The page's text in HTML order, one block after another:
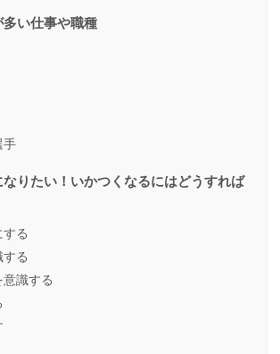
い仕事や職種
手
なりたい！いかつくなるにはどうすれば
る
する
意識する